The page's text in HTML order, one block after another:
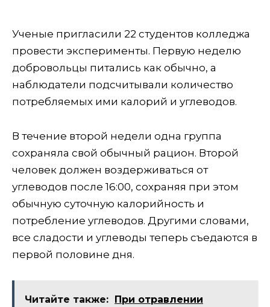
Ученые пригласили 22 студентов колледжа
провести эксперименты. Первую неделю
добровольцы питались как обычно, а
наблюдатели подсчитывали количество
потребляемых ими калорий и углеводов.
В течение второй недели одна группа
сохраняла свой обычный рацион. Второй
человек должен воздерживаться от
углеводов после 16:00, сохраняя при этом
обычную суточную калорийность и
потребление углеводов. Другими словами,
все сладости и углеводы теперь съедаются в
первой половине дня.
Читайте также: При отравлении